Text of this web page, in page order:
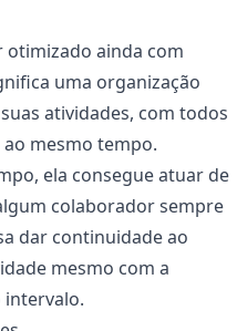
ainda com
uma organização
atividades, com todos
mesmo tempo.
ela consegue atuar de
colaborador sempre
dar continuidade ao
mesmo com a
intervalo.